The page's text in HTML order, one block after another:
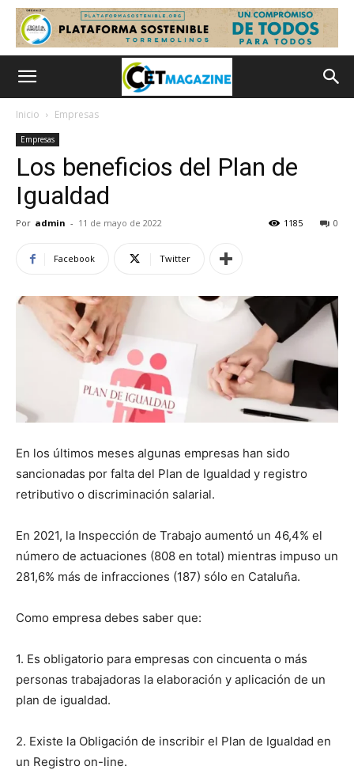
Inicio Empresas
Empresas
Los beneficios del Plan de
Igualdad
Por admin - 11 de mayo de 2022 0
1185
Facebook Twitter
En los últimos meses algunas empresas han sido
sancionadas por falta del Plan de Igualdad y registro
retributivo o discriminación salarial.
En 2021, la Inspección de Trabajo aumentó un 46,4% el
número de actuaciones (808 en total) mientras impuso un
281,6% más de infracciones (187) sólo en Cataluña.
Como empresa debes saber que:
1. Es obligatorio para empresas con cincuenta o más
personas trabajadoras la elaboración y aplicación de un
plan de igualdad.
2. Existe la Obligación de inscribir el Plan de Igualdad en
un Registro on-line.